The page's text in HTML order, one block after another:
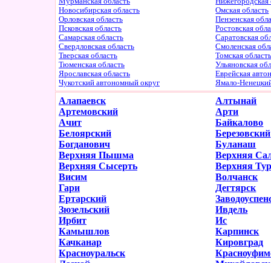
Новосибирская область
Омская область
Орловская область
Пензенская
Псковская область
Ростовская
Самарская область
Саратовская
Свердловская область
Смоленская
Тверская область
Томская
Тюменская область
Ульяновская
Ярославская область
Еврейская
Чукотский автономный округ
Ямало-
Алапаевск
Алтынай
Артемовский
Арти
Ачит
Байкалово
Белоярский
Березовский
Богданович
Буланаш
Верхняя Пышма
Верхняя
Верхняя Сысерть
Верхняя
Висим
Волчанск
Гари
Дегтярск
Ертарский
Зюзельский
Ивдель
Ирбит
Ис
Камышлов
Карпинск
Качканар
Кировград
Красноуральск